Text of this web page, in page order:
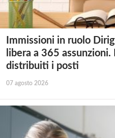
Immissioni in ruolo
libera a 365
distribuiti i posti
07 agosto 2026